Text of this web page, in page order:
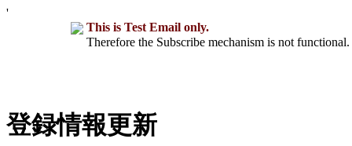
'
This is Test Email only.
Therefore the Subscribe mechanism is not
登録情報更新